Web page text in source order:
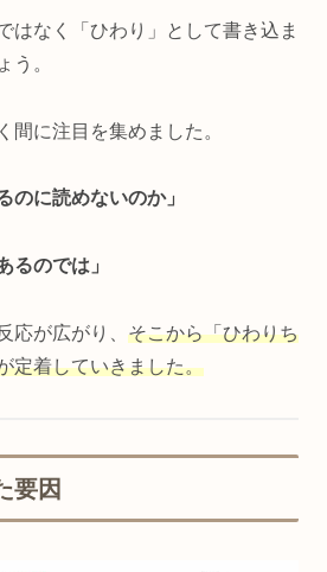
はなく「ひわり」として書き込ま
う。
間に注目を集めました。
のに読めないのか」
るのでは」
応が広がり、 そこから「ひわりち
定着していきました。
要因